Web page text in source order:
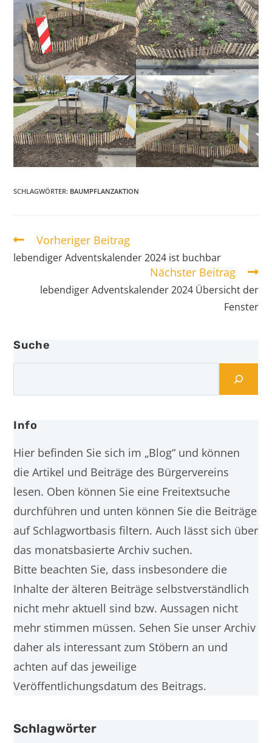
SCHLAGWÖRTER: BAUMPFLANZAKTION
Vorheriger Beitrag
lebendiger Adventskalender 2024 ist buchbar
Nächster Beitrag
lebendiger Adventskalender 2024 Übersicht der
Fenster
Suche
Info
Hier befinden Sie sich im „Blog“ und können
die Artikel und Beiträge des Bürgervereins
lesen. Oben können Sie eine Freitextsuche
durchführen und unten können Sie die Beiträge
auf Schlagwortbasis filtern. Auch lässt sich über
das monatsbasierte Archiv suchen.
Bitte beachten Sie, dass insbesondere die
Inhalte der älteren Beiträge selbstverständlich
nicht mehr aktuell sind bzw. Aussagen nicht
mehr stimmen müssen. Sehen Sie unser Archiv
daher als interessant zum Stöbern an und
achten auf das jeweilige
Veröffentlichungsdatum des Beitrags.
Schlagwörter